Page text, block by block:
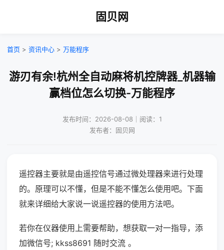
固贝网
首页 > 资讯中心 > 万能程序
游刃有余!杭州全自动麻将机控牌器_机器输
赢档位怎么切换-万能程序
发布时间：2026-08-08｜阅读：1
发布者：固贝网
遥控器主要就是由遥控信号通过微处理器来进行处理
的。原理可以不懂，但是不能不懂怎么使用吧。下面
就来详细给大家说一说遥控器的使用方法吧。
若你在仪器使用上需要帮助，想获取一对一指导，添
加微信号; kkss8691 随时交流 。